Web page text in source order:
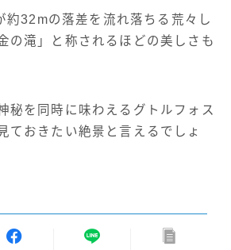
約32mの落差を流れ落ちる荒々し
の滝」と称されるほどの美しさも
秘を同時に味わえるグトルフォス
ておきたい絶景と言えるでしょ